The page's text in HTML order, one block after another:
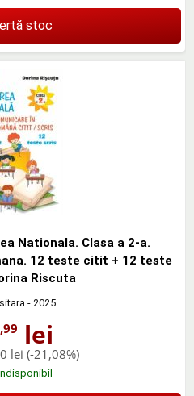
stoc
Nationala. Clasa a 2-a.
12 teste citit + 12 teste
Riscuta
- 2025
,99 lei
lei (-21,08%)